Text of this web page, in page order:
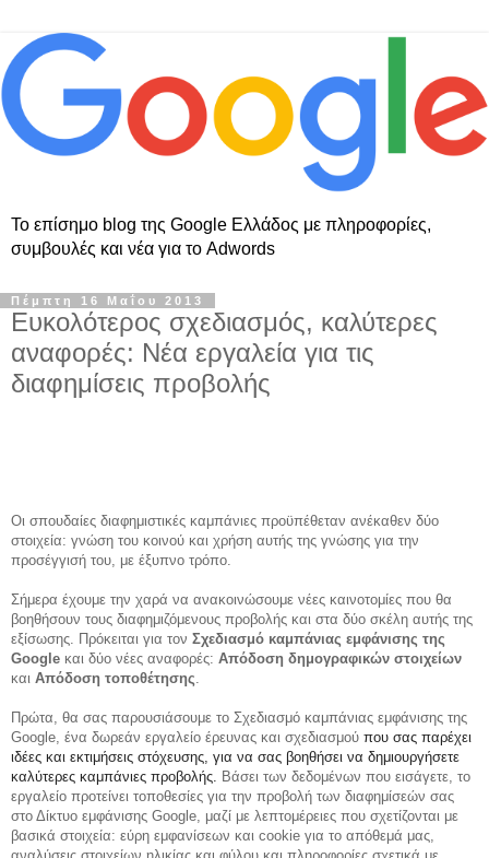
Το επίσημο blog της Google Ελλάδος με πληροφορίες,
συμβουλές και νέα για το Adwords
Πέμπτη 16 Μαΐου 2013
Ευκολότερος σχεδιασμός, καλύτερες
αναφορές: Νέα εργαλεία για τις
διαφημίσεις προβολής
Οι σπουδαίες διαφημιστικές καμπάνιες προϋπέθεταν ανέκαθεν δύο
στοιχεία: γνώση του κοινού και χρήση αυτής της γνώσης για την
προσέγγισή του, με έξυπνο τρόπο.
Σήμερα έχουμε την χαρά να ανακοινώσουμε νέες καινοτομίες που θα
βοηθήσουν τους διαφημιζόμενους προβολής και στα δύο σκέλη αυτής της
εξίσωσης. Πρόκειται για τον Σχεδιασμό καμπάνιας εμφάνισης της
Google και δύο νέες αναφορές: Απόδοση δημογραφικών στοιχείων
και Απόδοση τοποθέτησης.
Πρώτα, θα σας παρουσιάσουμε το Σχεδιασμό καμπάνιας εμφάνισης της
Google, ένα δωρεάν εργαλείο έρευνας και σχεδιασμού που σας παρέχει
ιδέες και εκτιμήσεις στόχευσης, για να σας βοηθήσει να δημιουργήσετε
καλύτερες καμπάνιες προβολής. Βάσει των δεδομένων που εισάγετε, το
εργαλείο προτείνει τοποθεσίες για την προβολή των διαφημίσεών σας
στο Δίκτυο εμφάνισης Google, μαζί με λεπτομέρειες που σχετίζονται με
βασικά στοιχεία: εύρη εμφανίσεων και cookie για το απόθεμά μας,